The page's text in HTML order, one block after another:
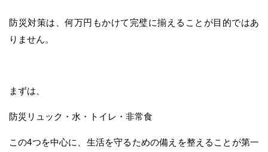
防災対策は、何万円もかけて完璧に揃えることが目的ではあ
りません。
まずは、
防災リュック・水・トイレ・非常食
この4つを中心に、生活を守るための備えを整えることが第一